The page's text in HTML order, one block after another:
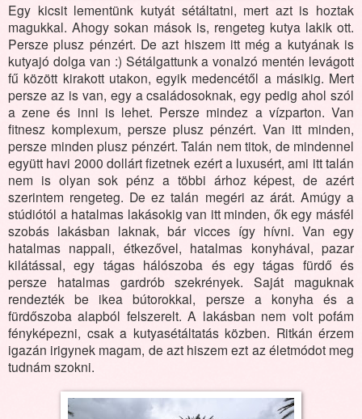
Egy kicsit lementünk kutyát sétáltatni, mert azt is hoztak
magukkal. Ahogy sokan mások is, rengeteg kutya lakik ott.
Persze plusz pénzért. De azt hiszem itt még a kutyának is
kutyajó dolga van :) Sétálgattunk a vonalzó mentén levágott
fű között kirakott utakon, egyik medencétől a másikig. Mert
persze az is van, egy a családosoknak, egy pedig ahol szól
a zene és inni is lehet. Persze mindez a vízparton. Van
fitnesz komplexum, persze plusz pénzért. Van itt minden,
persze minden plusz pénzért. Talán nem titok, de mindennel
együtt havi 2000 dollárt fizetnek ezért a luxusért, ami itt talán
nem is olyan sok pénz a többi árhoz képest, de azért
szerintem rengeteg. De ez talán megéri az árát. Amúgy a
stúdiótól a hatalmas lakásokig van itt minden, ők egy másfél
szobás lakásban laknak, bár vicces így hívni. Van egy
hatalmas nappali, étkezővel, hatalmas konyhával, pazar
kilátással, egy tágas hálószoba és egy tágas fürdő és
persze hatalmas gardrób szekrények. Saját maguknak
rendezték be ikea bútorokkal, persze a konyha és a
fürdőszoba alapból felszerelt. A lakásban nem volt pofám
fényképezni, csak a kutyasétáltatás közben. Ritkán érzem
igazán irigynek magam, de azt hiszem ezt az életmódot meg
tudnám szokni.